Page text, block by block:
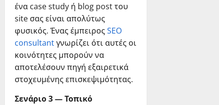
ένα case study ή blog post του
site σας είναι απολύτως
φυσικός. Ένας έμπειροςSEO
consultantγνωρίζει ότι αυτές οι
κοινότητες μπορούν να
αποτελέσουν πηγή εξαιρετικά
στοχευμένης επισκεψιμότητας.
Σενάριο 3 — Τοπικό